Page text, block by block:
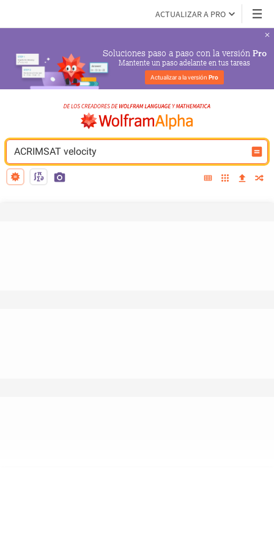
ACTUALIZAR A PRO
Soluciones paso a paso con la versión Pro
Mantente un paso adelante en tus tareas
Actualizar a la versión Pro
ACRIMSAT velocity